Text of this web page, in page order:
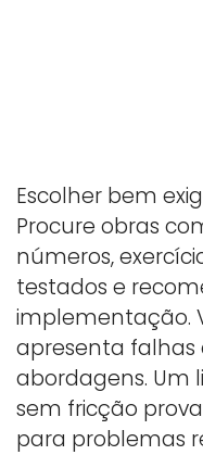
Escolher bem
Procure obras
números,
testados e
implementação.
apresenta falhas
abordagens. Um
sem fricção
para problemas